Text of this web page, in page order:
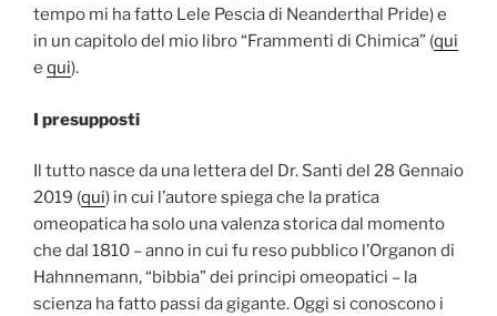
tempo mi ha fatto Lele Pescia di Neanderthal Pride) e
in un capitolo del mio libro “Frammenti di Chimica” (qui
e qui).
I presupposti
Il tutto nasce da una lettera del Dr. Santi del 28 Gennaio
2019 (qui) in cui l’autore spiega che la pratica
omeopatica ha solo una valenza storica dal momento
che dal 1810 – anno in cui fu reso pubblico l’Organon di
Hahnnemann, “bibbia” dei principi omeopatici – la
scienza ha fatto passi da gigante. Oggi si conoscono i